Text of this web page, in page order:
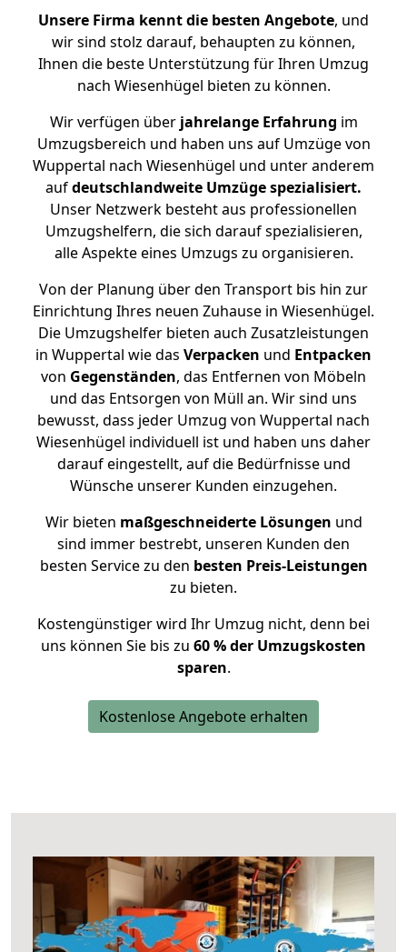
Unsere Firma kennt die besten Angebote, und
wir sind stolz darauf, behaupten zu können,
Ihnen die beste Unterstützung für Ihren Umzug
nach Wiesenhügel bieten zu können.
Wir verfügen überjahrelange Erfahrung im
Umzugsbereich und haben uns auf Umzüge von
Wuppertal nach Wiesenhügel und unter anderem
aufdeutschlandweite Umzüge spezialisiert.
Unser Netzwerk besteht aus professionellen
Umzugshelfern, die sich darauf spezialisieren,
alle Aspekte eines Umzugs zu organisieren.
Von der Planung über den Transport bis hin zur
Einrichtung Ihres neuen Zuhause in Wiesenhügel.
Die Umzugshelfer bieten auch Zusatzleistungen
in Wuppertal wie das Verpacken und Entpacken
von Gegenständen, das Entfernen von Möbeln
und das Entsorgen von Müll an. Wir sind uns
bewusst, dass jeder Umzug von Wuppertal nach
Wiesenhügel individuell ist und haben uns daher
darauf eingestellt, auf die Bedürfnisse und
Wünsche unserer Kunden einzugehen.
Wir bieten maßgeschneiderte Lösungen und
sind immer bestrebt, unseren Kunden den
besten Service zu den besten Preis-Leistungen
zu bieten.
Kostengünstiger wird Ihr Umzug nicht, denn bei
uns können Sie bis zu 60 % der Umzugskosten
sparen.
Kostenlose Angebote erhalten